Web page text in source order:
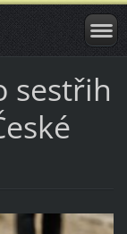
sestřih